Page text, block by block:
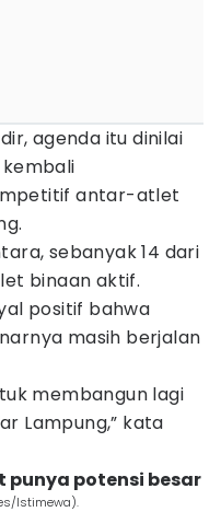
agenda itu dinilai
antar-atlet
sebanyak 14 dari
binaan aktif.
positif bahwa
masih berjalan
membangun lagi
Lampung,” kata
punya potensi besar
Istimewa).